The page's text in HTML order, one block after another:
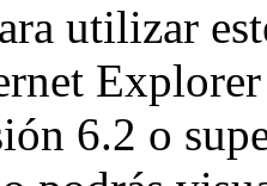
utilizar
6.2 o